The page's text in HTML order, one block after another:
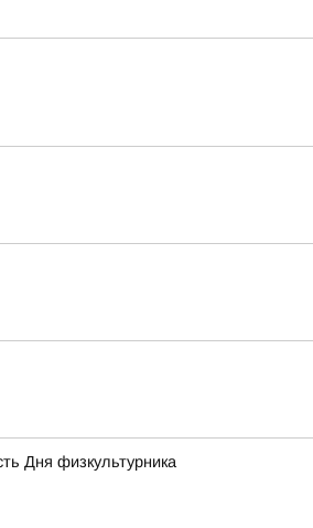
Дня физкультурника